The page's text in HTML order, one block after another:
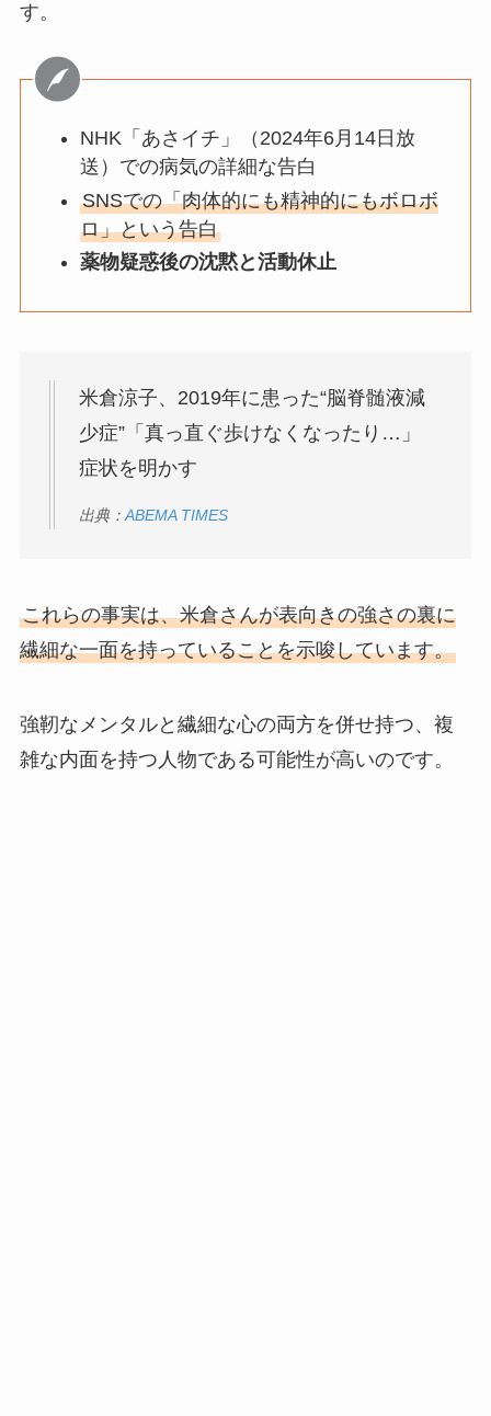
す。
NHK「あさイチ」（2024年6月14日放
送）での病気の詳細な告白
SNSでの「肉体的にも精神的にもボロボ
ロ」という告白
薬物疑惑後の沈黙と活動休止
米倉涼子、2019年に患った“脳脊髄液減
少症”「真っ直ぐ歩けなくなったり…」
症状を明かす
出典： ABEMA TIMES
これらの事実は、米倉さんが表向きの強さの裏に
繊細な一面を持っていることを示唆しています。
強靭なメンタルと繊細な心の両方を併せ持つ、複
雑な内面を持つ人物である可能性が高いのです。